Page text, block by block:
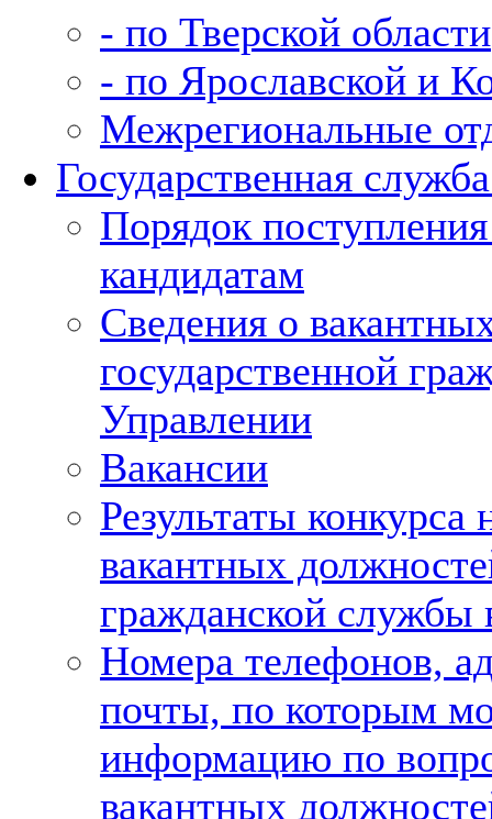
- по Тверской области
- по Ярославской и
Межрегиональные
Государственная
Порядок
кандидатам
Сведения о
государственной
Управлении
Вакансии
Результаты конкурса
вакантных
гражданской службы
Номера телефонов,
почты, по которым
информацию по
вакантных